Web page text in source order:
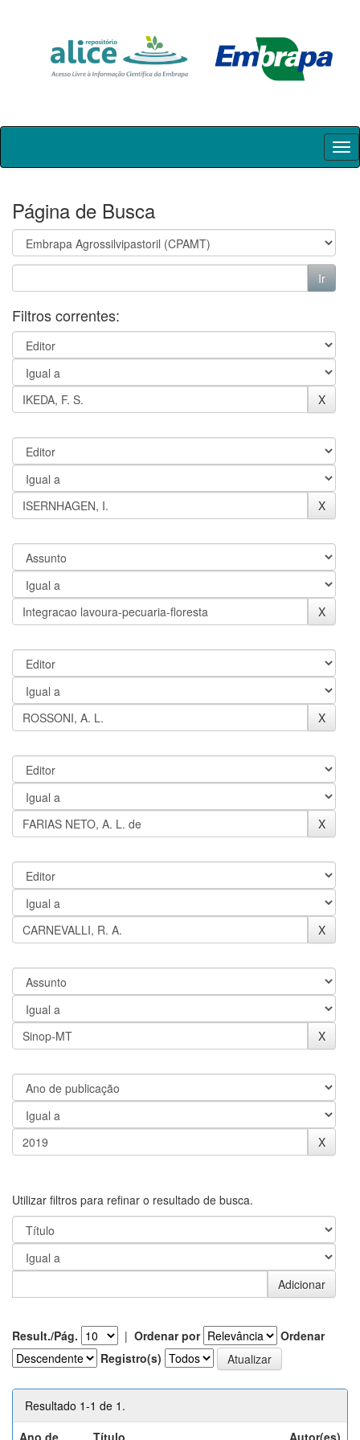
Skip
Página de Busca
Filtros correntes:
Utilizar filtros para refinar o resultado de busca.
Result./Pág. | Ordenar por
Ordenar
Registro(s)
Resultado 1-1 de 1.
Ano de
Título Autor(es)